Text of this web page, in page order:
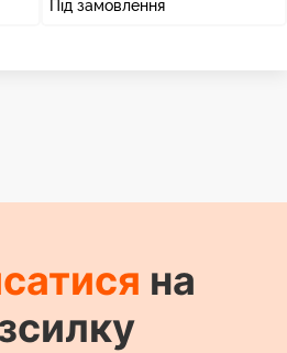
Під замовлення
на